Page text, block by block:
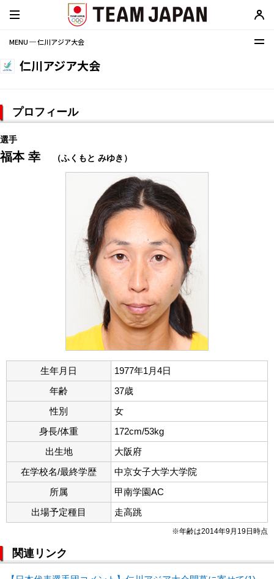
MENU ─ 仁川アジア大会
仁川アジア大会
プロフィール
選手
福本 幸 （ふくもと みゆき）
生年月日
1977年1月4日
年齢
37歳
性別
女
身長/体重
172cm/53kg
出生地
大阪府
在学校名/最終学歴
中京女子大学大学院
所属
甲南学園AC
出場予定種目
走高跳
※年齢は2014年9月19日時点
関連リンク